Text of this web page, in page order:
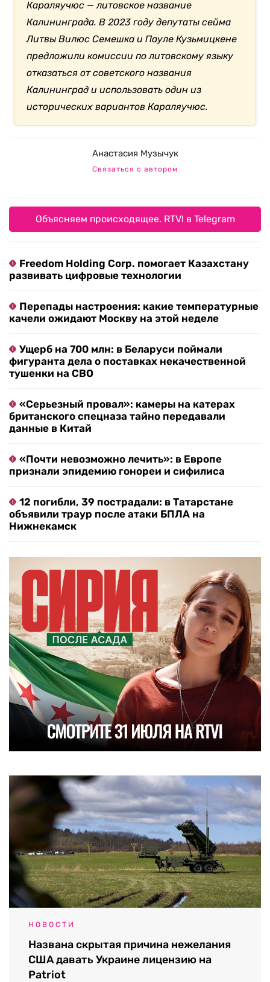
Караляучюс — литовское название
Калининграда. В 2023 году депутаты сейма
Литвы Вилюс Семешка и Пауле Кузьмицкене
предложили комиссии по литовскому языку
отказаться от советского названия
Калининград и использовать один из
исторических вариантов Караляучюс.
Анастасия Музычук
Связаться с автором
Объясняем происходящее. RTVI в Telegram
Freedom Holding Corp. помогает Казахстану
развивать цифровые технологии
Перепады настроения: какие температурные
качели ожидают Москву на этой неделе
Ущерб на 700 млн: в Беларуси поймали
фигуранта дела о поставках некачественной
тушенки на СВО
«Серьезный провал»: камеры на катерах
британского спецназа тайно передавали
данные в Китай
«Почти невозможно лечить»: в Европе
признали эпидемию гонореи и сифилиса
12 погибли, 39 пострадали: в Татарстане
объявили траур после атаки БПЛА на
Нижнекамск
НОВОСТИ
Названа скрытая причина нежелания
США давать Украине лицензию на
Patriot